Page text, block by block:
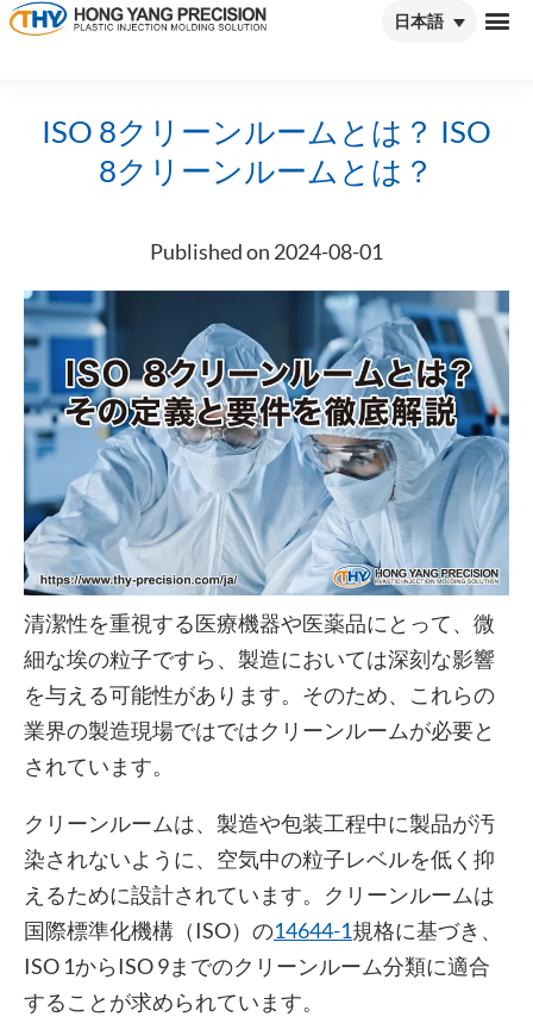
日本語
日本語
ISO 8クリーンルームとは？ ISO
8クリーンルームとは？
Published on 2024-08-01
清潔性を重視する医療機器や医薬品にとって、微
細な埃の粒子ですら、製造においては深刻な影響
を与える可能性があります。そのため、これらの
業界の製造現場ではではクリーンルームが必要と
されています。
クリーンルームは、製造や包装工程中に製品が汚
染されないように、空気中の粒子レベルを低く抑
えるために設計されています。クリーンルームは
国際標準化機構（ISO）の14644-1規格に基づき、
ISO 1からISO 9までのクリーンルーム分類に適合
することが求められています。